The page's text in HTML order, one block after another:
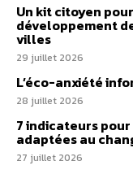
Un kit citoyen
développement
villes
29 juillet 2026
L’éco-anxiété
28 juillet 2026
7 indicateurs
adaptées au
27 juillet 2026